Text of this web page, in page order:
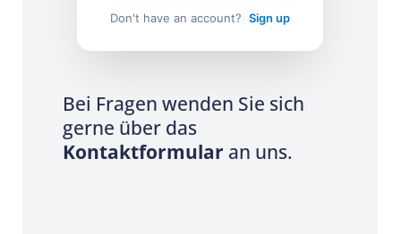
Don't have an account? Sign up
Bei Fragen wenden Sie sich
gerne über das
Kontaktformular an uns.